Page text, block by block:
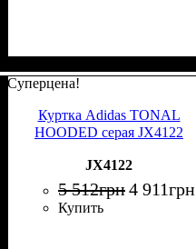
Суперцена!
Куртка Adidas TONAL
HOODED серая JX4122
JX4122
5 512грн4 911грн
Купить